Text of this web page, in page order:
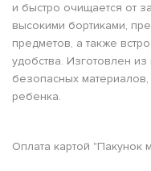
и быстро очищается от
высокими бортиками,
предметов, а также
удобства. Изготовлен
безопасных
ребенка.
Оплата картой "Пакунок